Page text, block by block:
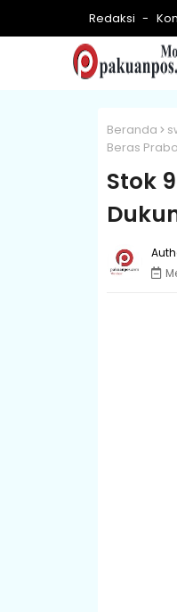
Redaksi
Beranda
Beras
Stok